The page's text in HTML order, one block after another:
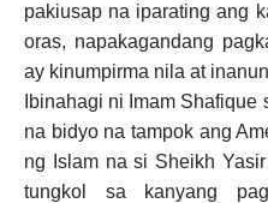
pakiusap na iparating ang
oras, napakagandang
ay kinumpirma nila at
Ibinahagi ni Imam
na bidyo na tampok ang
ng Islam na si Sheikh
tungkol sa kanyang